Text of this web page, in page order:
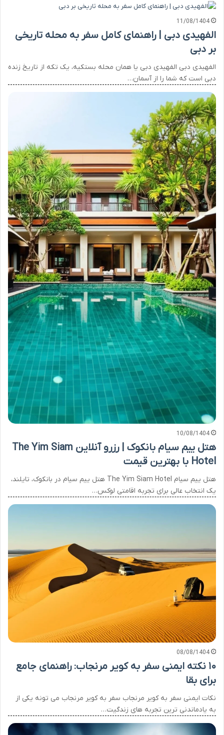
11/08/1404
الفهیدی دبی | راهنمای کامل سفر به محله تاریخی
بر دبی
الفهیدی دبی الفهیدی دبی یا همان محله بستکیه، یک تکه از تاریخ زنده
دبی است که شما را از آسمان…
10/08/1404
هتل ییم سیام بانکوک | رزرو آنلاین The Yim Siam
Hotel با بهترین قیمت
هتل ییم سیام The Yim Siam Hotel هتل ییم سیام در بانکوک، تایلند،
یک انتخاب عالی برای تجربه اقامتی لوکس…
08/08/1404
۱۰ نکته ایمنی سفر به کویر مرنجاب: راهنمای جامع
برای بقا
نکات ایمنی سفر به کویر مرنجاب سفر به کویر مرنجاب می تونه یکی از
به یادماندنی ترین تجربه های زندگیت…